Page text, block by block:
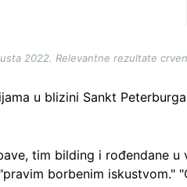
2022. Relevantne rezultate
u blizini Sankt
tim bilding i rođendane u
borbenim iskustvom."